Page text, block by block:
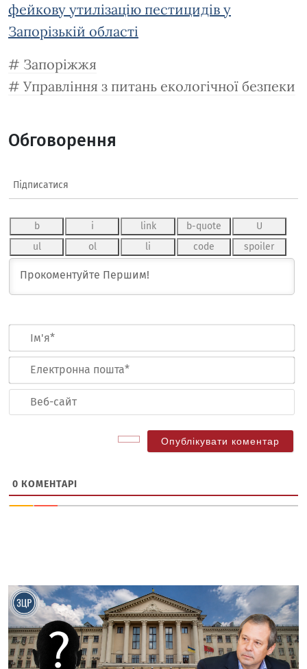
фейкову утилізацію пестицидів у
Запорізькій області
Запоріжжя
Управління з питань екологічної безпеки
Обговорення
Підписатися
0 КОМЕНТАРІ